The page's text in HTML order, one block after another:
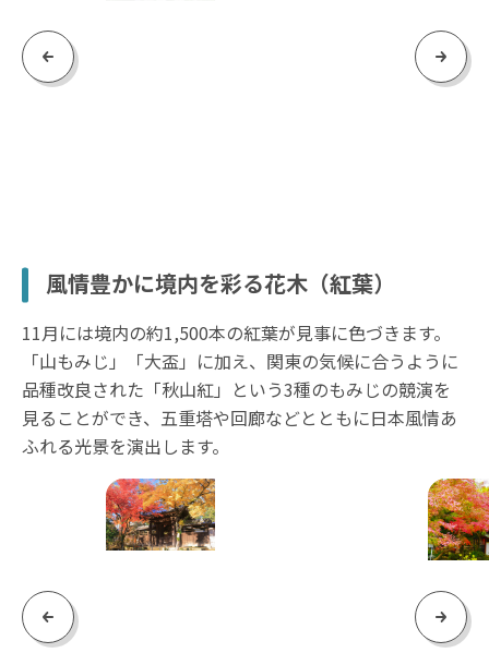
Previous Next
風情豊かに境内を彩る花木（紅葉）
11月には境内の約1,500本の紅葉が見事に色づきます。
「山もみじ」「大盃」に加え、関東の気候に合うように
品種改良された「秋山紅」という3種のもみじの競演を
見ることができ、五重塔や回廊などとともに日本風情あ
ふれる光景を演出します。
Previous Next